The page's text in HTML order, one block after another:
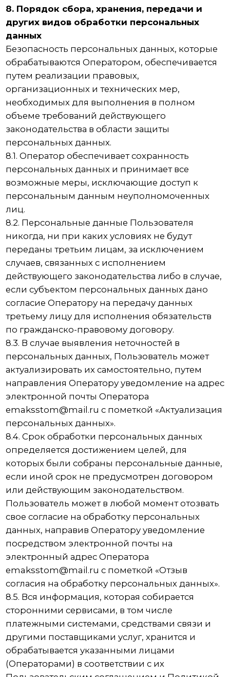
персональных данных Оператором. Политика
действует бессрочно до замены ее новой
версией.
12.3. Актуальная версия Политики в свободном
адресу https://emaksstom.ru/privacy.
© 2025 Все права защищены
Стоматологическая клиника ЭМАКС
Удаление зуба
Имплантация
Лечение кариеса
Лечение пульпита
Лечение десны
полости рта
Лечение брекетами
Акции
Цены
Врачи
Пациентам
О клинике
Контакты
Адрес: Старое Дмитровское шоссе, 13к2,
Долгопрудный, мкр. Новые Водники
Политика обработки персональных данных
Разработка сайта
Обратный звонок
Режим работы: Пн-Вс 09:00-21:00
+7 (495) 185-15-10
Циркониевые коронки